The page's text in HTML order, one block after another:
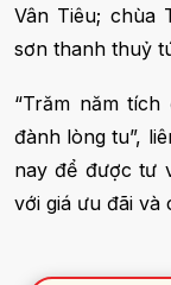
Vân Tiêu; chùa
sơn thanh thuỷ
“Trăm năm
đành lòng tu”,
nay để được tư
với giá ưu đãi và